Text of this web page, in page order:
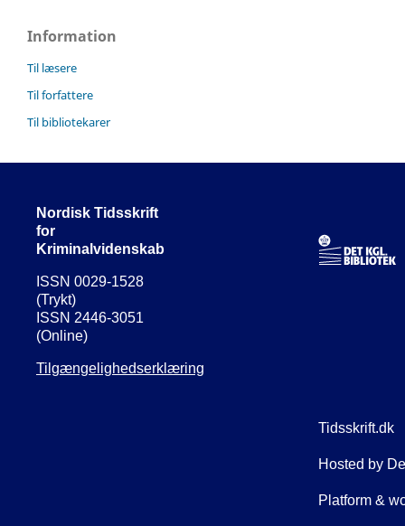
Information
Til læsere
Til forfattere
Til bibliotekarer
Nordisk Tidsskrift
for
Kriminalvidenskab
ISSN 0029-1528
(Trykt)
ISSN 2446-3051
(Online)
Tilgængelighedserklæring